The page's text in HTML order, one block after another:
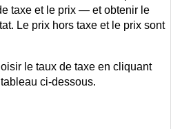
taxe et le prix — et obtenir le
Le prix hors taxe et le prix sont
le taux de taxe en cliquant
ci-dessous.